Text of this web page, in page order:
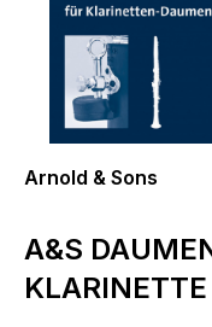
Arnold & Sons
A&S
KLARINETTE